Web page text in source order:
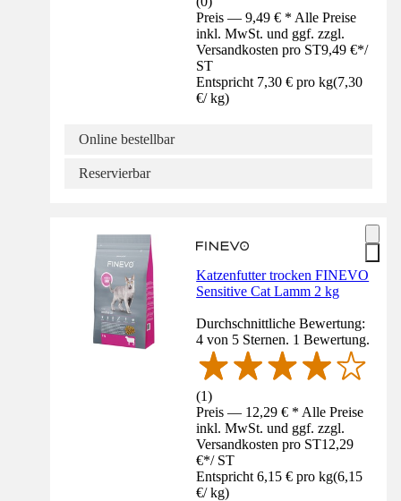
Preis — 9,49 € * Alle Preise
inkl. MwSt. und ggf. zzgl.
Versandkosten pro ST9,49 €*/
ST
Entspricht 7,30 € pro kg(7,30
€/ kg)
Online bestellbar
Reservierbar
Katzenfutter trocken FINEVO
Sensitive Cat Lamm 2 kg
Durchschnittliche Bewertung:
4 von 5 Sternen. 1 Bewertung.
(1)
Preis — 12,29 € * Alle Preise
inkl. MwSt. und ggf. zzgl.
Versandkosten pro ST12,29
€*/ ST
Entspricht 6,15 € pro kg(6,15
€/ kg)